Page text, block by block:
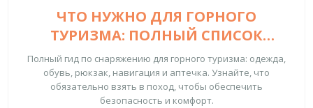
ЧТО НУЖНО ДЛЯ ГОРНОГО
ТУРИЗМА: ПОЛНЫЙ СПИСОК
СНАРЯЖЕНИЯ И СОВЕТЫ
НОВИЧКАМ
Полный гид по снаряжению для горного туризма: одежда,
обувь, рюкзак, навигация и аптечка. Узнайте, что
обязательно взять в поход, чтобы обеспечить
безопасность и комфорт.